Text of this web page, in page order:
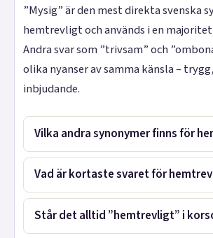
”Mysig” är den mest direkta svenska
hemtrevligt och används i en
Andra svar som ”trivsam” och
olika nyanser av samma känsla –
inbjudande.
Vilka andra synonymer finns för
Vad är kortaste svaret för
Står det alltid ”hemtrevligt” i